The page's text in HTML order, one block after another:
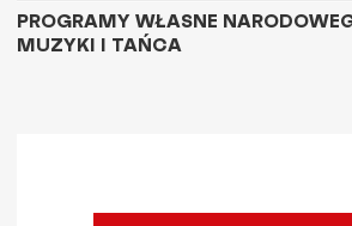
PROGRAMY WŁASNE
MUZYKI I TAŃCA